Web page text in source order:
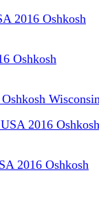
2016 Oshkosh
2016 Oshkosh